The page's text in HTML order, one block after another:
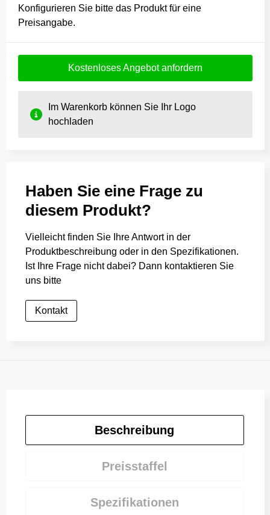
Konfigurieren Sie bitte das Produkt für eine
Preisangabe.
Kostenloses Angebot anfordern
Im Warenkorb können Sie Ihr Logo
hochladen
Haben Sie eine Frage zu
diesem Produkt?
Vielleicht finden Sie Ihre Antwort in der
Produktbeschreibung oder in den Spezifikationen.
Ist Ihre Frage nicht dabei? Dann kontaktieren Sie
uns bitte
Kontakt
Beschreibung
Preisstaffel
Spezifikationen